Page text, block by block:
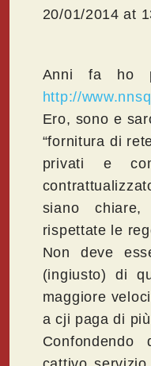
20/01/2014 at
Anni fa ho
http://
Ero, sono e
“fornitura di
privati e
siano
rispettate le
Non deve
(ingiusto) di
maggiore
a cji paga di